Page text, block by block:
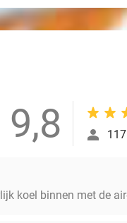
9,8 117
koel binnen met de